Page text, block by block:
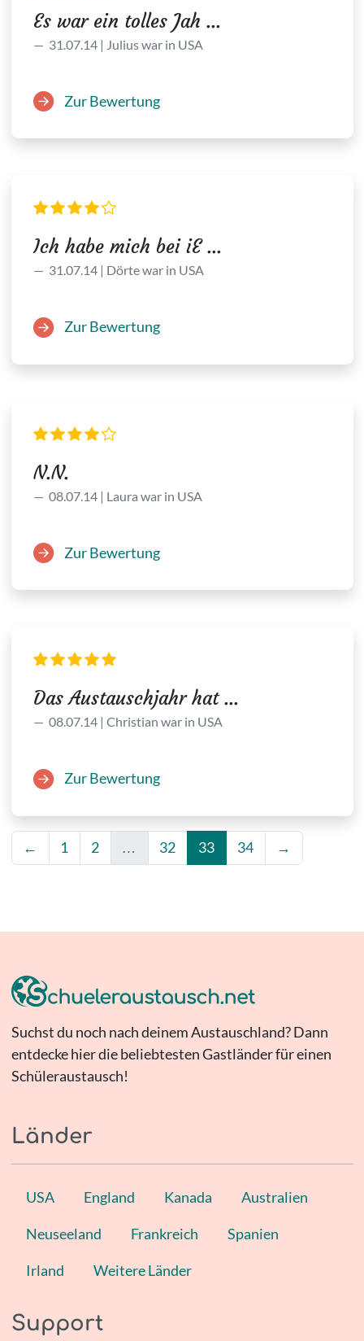
Es war ein tolles Jah ...
31.07.14 | Julius war in USA
Zur Bewertung
Ich habe mich bei iE ...
31.07.14 | Dörte war in USA
Zur Bewertung
N.N.
08.07.14 | Laura war in USA
Zur Bewertung
Das Austauschjahr hat ...
08.07.14 | Christian war in USA
Zur Bewertung
← 1 2 … 32 33 34 →
Suchst du noch nach deinem Austauschland? Dann
entdecke hier die beliebtesten Gastländer für einen
Schüleraustausch!
Länder
USA England Kanada Australien
Neuseeland Frankreich Spanien
Irland Weitere Länder
Support